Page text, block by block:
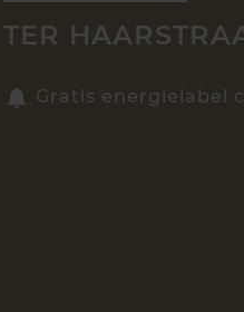
TER
Gratis energielabel